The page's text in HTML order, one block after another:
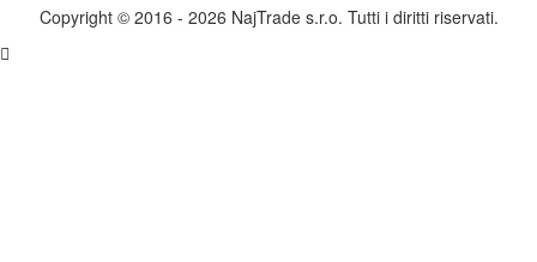
Copyright © 2016 - 2026 NajTrade s.r.o. Tutti i diritti riservati.